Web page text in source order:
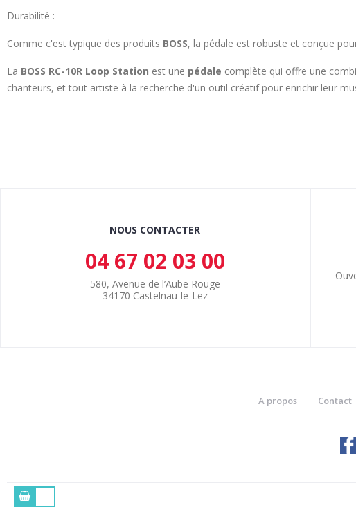
Durabilité :
Comme c'est typique des produits BOSS, la pédale est robuste et conçue
La BOSS RC-10R Loop Station est une pédale complète qui offre une
chanteurs, et tout artiste à la recherche d'un outil créatif pour enrichir leur
NOUS CONTACTER
04 67 02 03 00
580, Avenue de l’Aube Rouge
34170 Castelnau-le-Lez
A propos Contact